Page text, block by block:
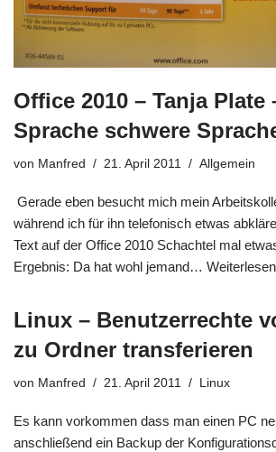
Office 2010 – Tanja Plate
Sprache schwere
von Manfred 21. April 2011 Allgemein
Gerade eben besucht mich mein
während ich für ihn telefonisch etwas
Text auf der Office 2010 Schachtel mal
Ergebnis: Da hat wohl jemand…
Linux – Benutzerrechte
zu Ordner transferieren
von Manfred 21. April 2011 Linux
Es kann vorkommen dass man einen PC
anschließend ein Backup der